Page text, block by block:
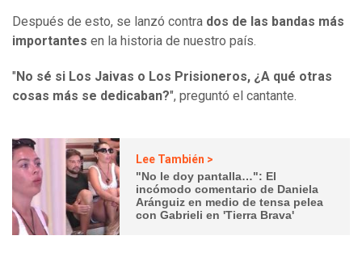
Después de esto, se lanzó contra dos de las bandas más
importantes en la historia de nuestro país.
" No sé si Los Jaivas o Los Prisioneros, ¿A qué otras
cosas más se dedicaban?", preguntó el cantante.
Lee También >
"No le doy pantalla…": El
incómodo comentario de Daniela
Aránguiz en medio de tensa pelea
con Gabrieli en 'Tierra Brava'